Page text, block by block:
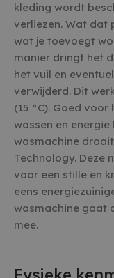
kleding wordt
verliezen. Wat dat
wat je toevoegt
manier dringt het
het vuil en
verwijderd. Dit
(15 °C). Goed
wassen en energie
wasmachine
Technology. Deze
voor een stille en
eens
wasmachine gaat
mee.